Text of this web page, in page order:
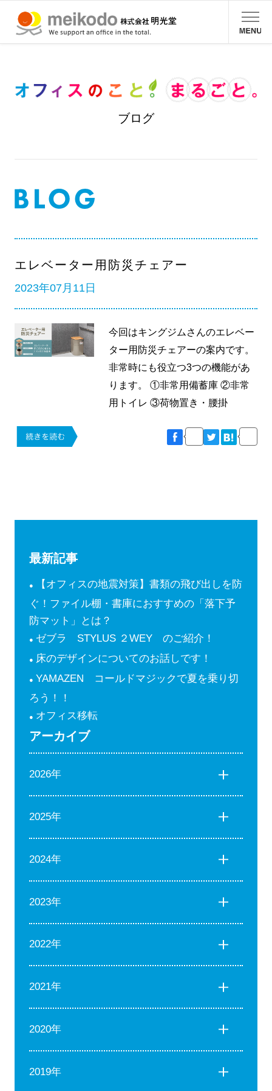
ブログ
エレベーター用防災チェアー
2023年07月11日
今回はキングジムさんのエレベー
ター用防災チェアーの案内です。
非常時にも役立つ3つの機能があ
ります。 ①非常用備蓄庫 ②非常
用トイレ ③荷物置き・腰掛
最新記事
【オフィスの地震対策】書類の飛び出しを防
ぐ！ファイル棚・書庫におすすめの「落下予
防マット」とは？
ゼブラ STYLUS ２WEY のご紹介！
床のデザインについてのお話しです！
YAMAZEN コールドマジックで夏を乗り切
ろう！！
オフィス移転
アーカイブ
2026年
2025年
2024年
2023年
2022年
2021年
2020年
2019年